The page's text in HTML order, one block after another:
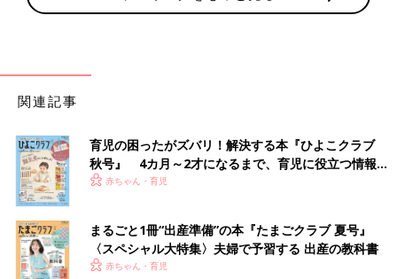
関連記事
育児の困ったがズバリ！解決する本『ひよこクラブ
秋号』 4カ月～2才になるまで、育児に役立つ情報が
いっぱい！
赤ちゃん・育児
まるごと1冊“出産準備”の本『たまごクラブ 夏号』
〈スペシャル大特集〉夫婦で予習する 出産の教科書
赤ちゃん・育児